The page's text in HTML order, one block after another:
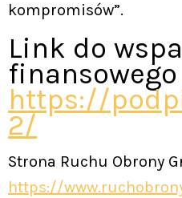
kompromisów”.
Link do
https://
2/
Strona Ruchu Obrony
https://